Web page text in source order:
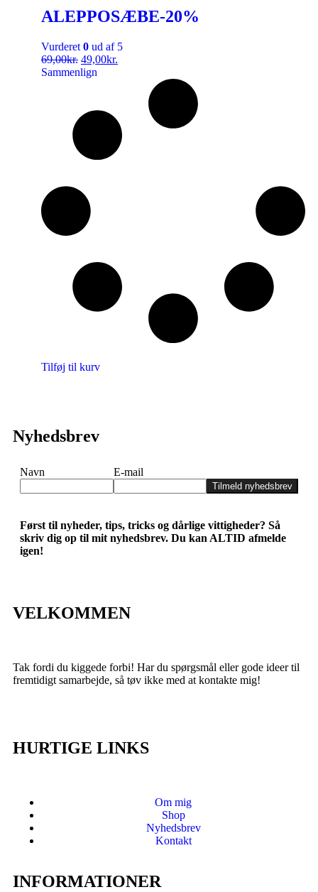
ALEPPOSÆBE-20%
Vurderet 0 ud af 5
69,00kr. 49,00kr.
Sammenlign
Tilføj til kurv
Nyhedsbrev
Navn E-mail
Tilmeld nyhedsbrev
Først til nyheder, tips, tricks og dårlige vittigheder? Så
skriv dig op til mit nyhedsbrev. Du kan ALTID afmelde
igen!
VELKOMMEN
Tak fordi du kiggede forbi! Har du spørgsmål eller gode ideer til
fremtidigt samarbejde, så tøv ikke med at kontakte mig!
HURTIGE LINKS
Om mig
Shop
Nyhedsbrev
Kontakt
INFORMATIONER